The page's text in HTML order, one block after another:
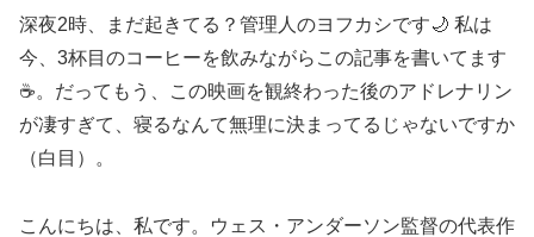
深夜2時、まだ起きてる？管理人のヨフカシです🌙 私は
今、3杯目のコーヒーを飲みながらこの記事を書いてます
☕。だってもう、この映画を観終わった後のアドレナリン
が凄すぎて、寝るなんて無理に決まってるじゃないですか
（白目）。
こんにちは、私です。ウェス・アンダーソン監督の代表作